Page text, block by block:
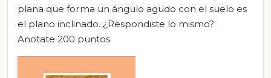
plana que forma un ángulo agudo con el suelo es
el plano inclinado. ¿Respondiste lo mismo?
Anotate 200 puntos.